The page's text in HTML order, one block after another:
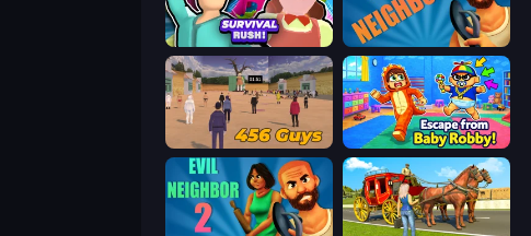
Survival Rush! Evil Neighbor
456 Guys Escape From Baby Robby!